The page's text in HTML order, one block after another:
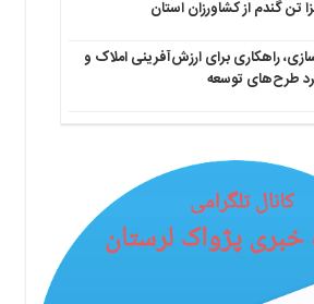
راهکاری برای ارزش‌آفرینی املاک و
طرح‌های توسعه